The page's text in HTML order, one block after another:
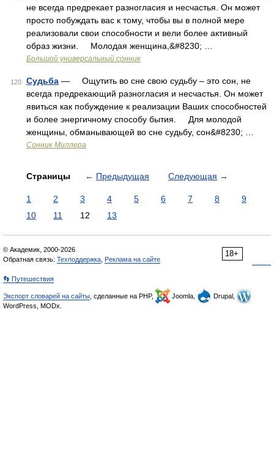
не всегда предрекает разногласия и несчастья. Он может
просто побуждать вас к тому, чтобы вы в полной мере
реализовали свои способности и вели более активный
образ жизни. Молодая женщина,&#8230; …
Большой универсальный сонник
120 Судьба — Ощутить во сне свою судьбу – это сон, не
всегда предрекающий разногласия и несчастья. Он может
явиться как побуждение к реализации Ваших способностей
и более энергичному способу бытия. Для молодой
женщины, обманывающей во сне судьбу, сон&#8230; …
Сонник Миллера
Страницы ← Предыдущая Следующая →
1 2 3 4 5 6 7 8
9
10
11 12 13
18+
© Академик, 2000-2026
Обратная связь: Техподдержка Реклама на сайте
👣 Путешествия
Экспорт словарей на сайты , сделанные на PHP, Joomla,
Drupal,
WordPress, MODx.